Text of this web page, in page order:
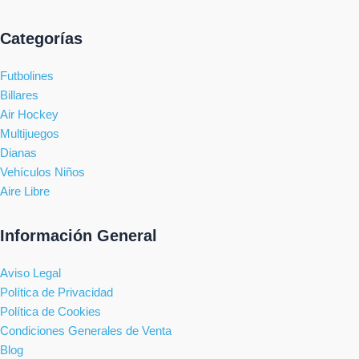
Categorías
Futbolines
Billares
Air Hockey
Multijuegos
Dianas
Vehículos Niños
Aire Libre
Información General
Aviso Legal
Política de Privacidad
Política de Cookies
Condiciones Generales de Venta
Blog